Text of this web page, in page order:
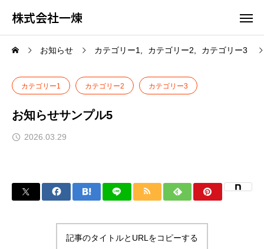
株式会社一煉
お知らせ カテゴリー1 カテゴリー2 カテゴリー3
カテゴリー1 カテゴリー2 カテゴリー3
お知らせサンプル5
2026.03.29
記事のタイトルとURLをコピーする